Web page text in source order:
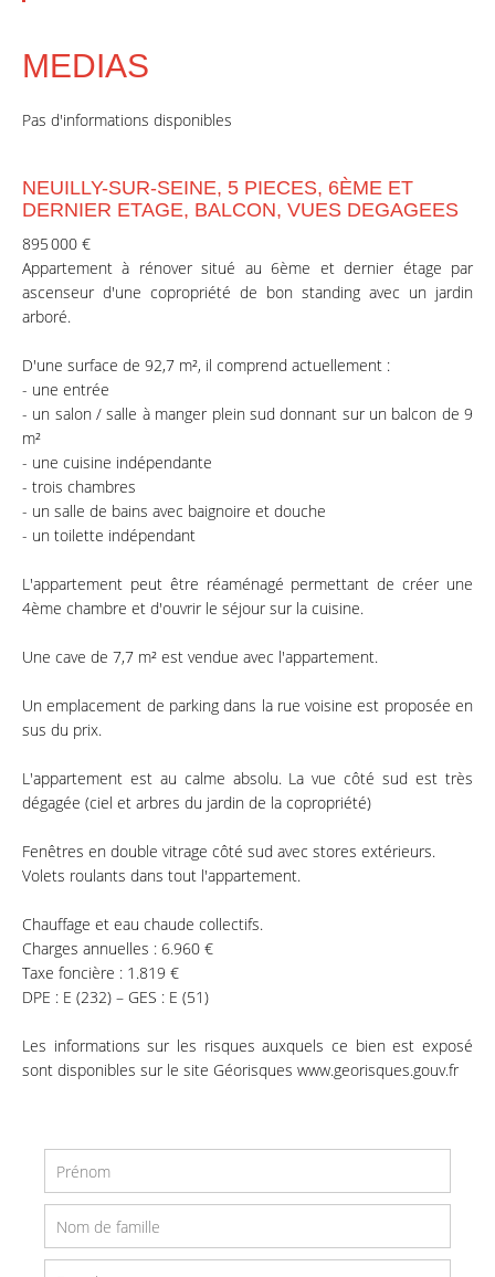
MEDIAS
Pas d'informations disponibles
NEUILLY-SUR-SEINE, 5 PIECES, 6ÈME ET
DERNIER ETAGE, BALCON, VUES DEGAGEES
895 000 €
Appartement à rénover situé au 6ème et dernier étage par
ascenseur d'une copropriété de bon standing avec un jardin
arboré.
D'une surface de 92,7 m², il comprend actuellement :
- une entrée
- un salon / salle à manger plein sud donnant sur un balcon de 9
m²
- une cuisine indépendante
- trois chambres
- un salle de bains avec baignoire et douche
- un toilette indépendant
L'appartement peut être réaménagé permettant de créer une
4ème chambre et d'ouvrir le séjour sur la cuisine.
Une cave de 7,7 m² est vendue avec l'appartement.
Un emplacement de parking dans la rue voisine est proposée en
sus du prix.
L'appartement est au calme absolu. La vue côté sud est très
dégagée (ciel et arbres du jardin de la copropriété)
Fenêtres en double vitrage côté sud avec stores extérieurs.
Volets roulants dans tout l'appartement.
Chauffage et eau chaude collectifs.
Charges annuelles : 6.960 €
Taxe foncière : 1.819 €
DPE : E (232) – GES : E (51)
Les informations sur les risques auxquels ce bien est exposé
sont disponibles sur le site Géorisques www.georisques.gouv.fr